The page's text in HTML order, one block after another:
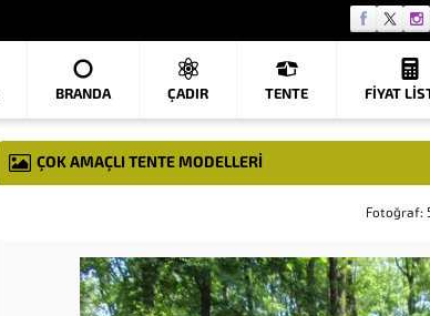
BRANDA ÇADIR TENTE FIYAT
ÇOK AMAÇLI TENTE MODELLERI
Fotoğraf: